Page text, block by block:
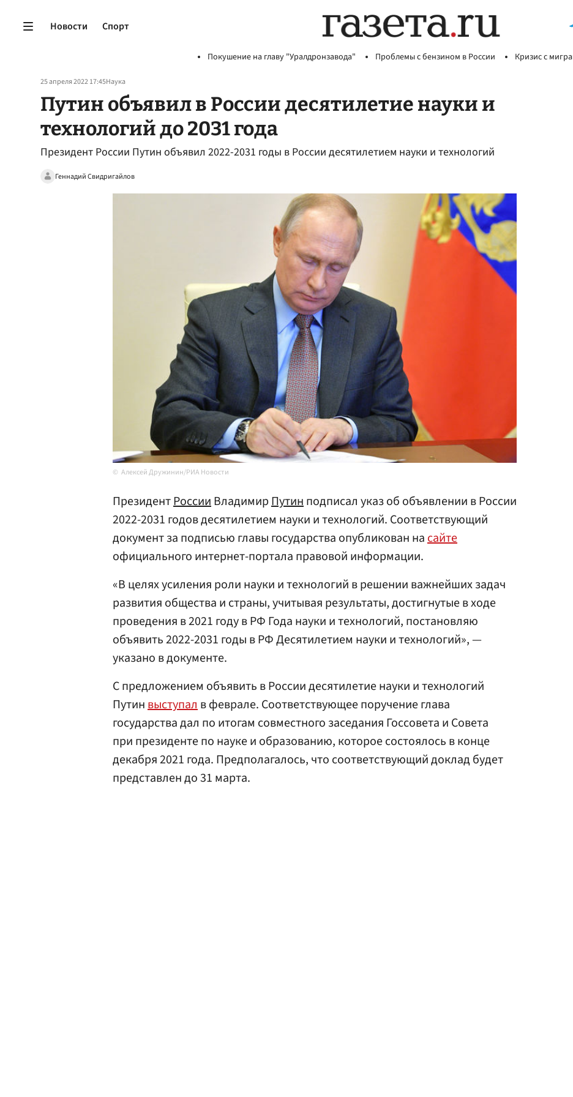
Новости Спорт
Покушение на главу "Уралдронзавода" Проблемы с бензином в России Кризис с
25 апреля 2022 17:45Наука
Путин объявил в России десятилетие науки и
технологий до 2031 года
Президент России Путин объявил 2022-2031 годы в России десятилетием науки и технологий
Геннадий Свидригайлов
Алексей Дружинин/РИА Новости
ПрезидентРоссииВладимирПутинподписал указ об объявлении в России
2022-2031 годов десятилетием науки и технологий. Соответствующий
документ за подписью главы государства опубликован насайте
официального интернет-портала правовой информации.
«В целях усиления роли науки и технологий в решении важнейших задач
развития общества и страны, учитывая результаты, достигнутые в ходе
проведения в 2021 году в РФ Года науки и технологий, постановляю
объявить 2022-2031 годы в РФ Десятилетием науки и технологий», —
указано в документе.
С предложением объявить в России десятилетие науки и технологий
Путинвыступалв феврале. Соответствующее поручение глава
государства дал по итогам совместного заседания Госсовета и Совета
при президенте по науке и образованию, которое состоялось в конце
декабря 2021 года. Предполагалось, что соответствующий доклад будет
представлен до 31 марта.